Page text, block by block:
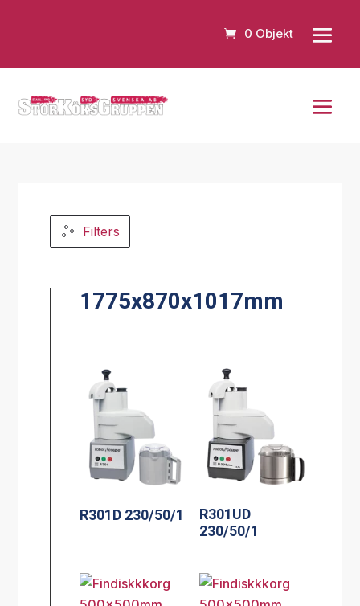
0 Objekt
Filters
1775x870x1017mm
R301D 230/50/1
R301UD
230/50/1